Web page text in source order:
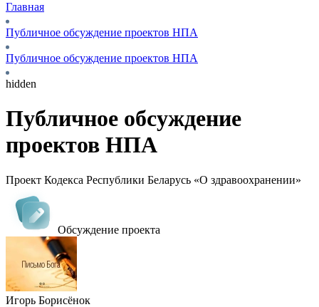
Главная
Публичное обсуждение проектов НПА
Публичное обсуждение проектов НПА
hidden
Публичное обсуждение
проектов НПА
Проект Кодекса Республики Беларусь «О здравоохранении»
Обсуждение проекта
Игорь Борисёнок